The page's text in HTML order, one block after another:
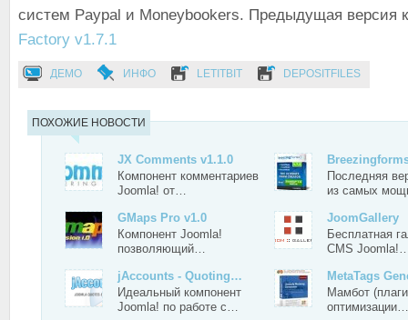
систем Paypal и Moneybookers. Предыдущая версия
Factory v1.7.1
ДЕМО ИНФО LETITBIT DEPOSITFILES
ПОХОЖИЕ НОВОСТИ
JX Comments v1.1.0
Компонент комментариев
Joomla! от…
Последняя
из самых
GMaps Pro v1.0
Компонент Joomla!
позволяющий…
JoomGallery
Бесплатная
CMS
jAccounts - Quoting…
Идеальный компонент
Joomla! по работе с…
MetaTags
Мамбот
оптимизации…